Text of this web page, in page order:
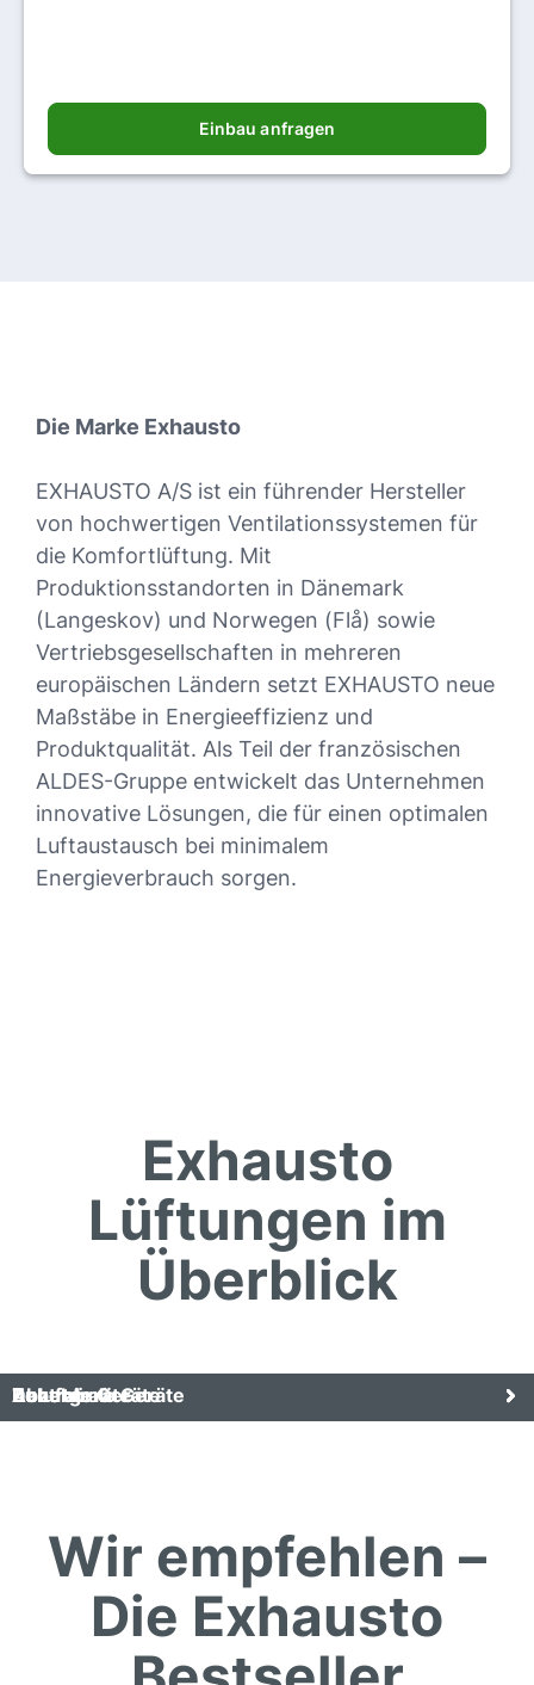
Einbau anfragen
Die Marke Exhausto
EXHAUSTO A/S ist ein führender Hersteller
von hochwertigen Ventilationssystemen für
die Komfortlüftung. Mit
Produktionsstandorten in Dänemark
(Langeskov) und Norwegen (Flå) sowie
Vertriebsgesellschaften in mehreren
europäischen Ländern setzt EXHAUSTO neue
Maßstäbe in Energieeffizienz und
Produktqualität. Als Teil der französischen
ALDES-Gruppe entwickelt das Unternehmen
innovative Lösungen, die für einen optimalen
Luftaustausch bei minimalem
Energieverbrauch sorgen.
Exhausto
Lüftungen im
Überblick
Dezentrale Geräte
Zentrale Geräte
Abluftgeräte
Zubehör
Wir empfehlen –
Die Exhausto